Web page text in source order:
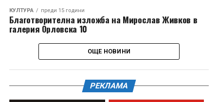
КУЛТУРА преди 15 години
Благотворителна изложба на Мирослав Живков в
галерия Орловска 10
ОЩЕ НОВИНИ
РЕКЛАМА